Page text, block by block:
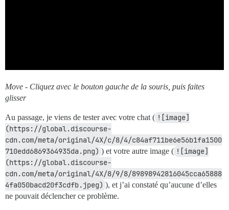
Move - Cliquez avec le bouton gauche de la souris, puis faites
glisser
Au passage, je viens de tester avec votre chat ( ![image]
(https://global.discourse-
cdn.com/meta/original/4X/c/8/4/c84af711be6e56b1fa1500
710edd6869364935da.png) ) et votre autre image ( ![image]
(https://global.discourse-
cdn.com/meta/original/4X/8/9/8/89898942816045cca65888
4fa050bacd20f3cdfb.jpeg) ), et j’ai constaté qu’aucune d’elles
ne pouvait déclencher ce problème.